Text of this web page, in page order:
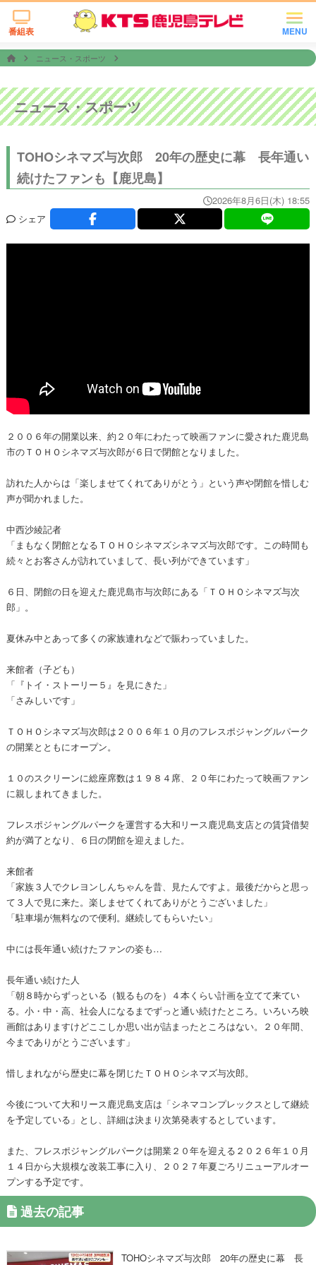
MENU
番組表
ニュース・スポーツ
ニュース・スポーツ
TOHOシネマズ与次郎 20年の歴史に幕 長年通い
続けたファンも【鹿児島】
2026年8月6日(木) 18:55
シェア
２００６年の開業以来、約２０年にわたって映画ファンに愛された鹿児島
市のＴＯＨＯシネマズ与次郎が６日で閉館となりました。
訪れた人からは「楽しませてくれてありがとう」という声や閉館を惜しむ
声が聞かれました。
中西沙綾記者
「まもなく閉館となるＴＯＨＯシネマズシネマズ与次郎です。この時間も
続々とお客さんが訪れていまして、長い列ができています」
６日、閉館の日を迎えた鹿児島市与次郎にある「ＴＯＨＯシネマズ与次
郎」。
夏休み中とあって多くの家族連れなどで賑わっていました。
来館者（子ども）
「『トイ・ストーリー５』を見にきた」
「さみしいです」
ＴＯＨＯシネマズ与次郎は２００６年１０月のフレスポジャングルパーク
の開業とともにオープン。
１０のスクリーンに総座席数は１９８４席、２０年にわたって映画ファン
に親しまれてきました。
フレスポジャングルパークを運営する大和リース鹿児島支店との賃貸借契
約が満了となり、６日の閉館を迎えました。
来館者
「家族３人でクレヨンしんちゃんを昔、見たんですよ。最後だからと思っ
て３人で見に来た。楽しませてくれてありがとうございました」
「駐車場が無料なので便利。継続してもらいたい」
中には長年通い続けたファンの姿も…
長年通い続けた人
「朝８時からずっといる（観るものを）４本くらい計画を立てて来てい
る。小・中・高、社会人になるまでずっと通い続けたところ。いろいろ映
画館はありますけどここしか思い出が詰まったところはない。２０年間、
今までありがとうございます」
惜しまれながら歴史に幕を閉じたＴＯＨＯシネマズ与次郎。
今後について大和リース鹿児島支店は「シネマコンプレックスとして継続
を予定している」とし、詳細は決まり次第発表するとしています。
また、フレスポジャングルパークは開業２０年を迎える２０２６年１０月
１４日から大規模な改装工事に入り、２０２７年夏ごろリニューアルオー
プンする予定です。
過去の記事
TOHOシネマズ与次郎 20年の歴史に幕 長